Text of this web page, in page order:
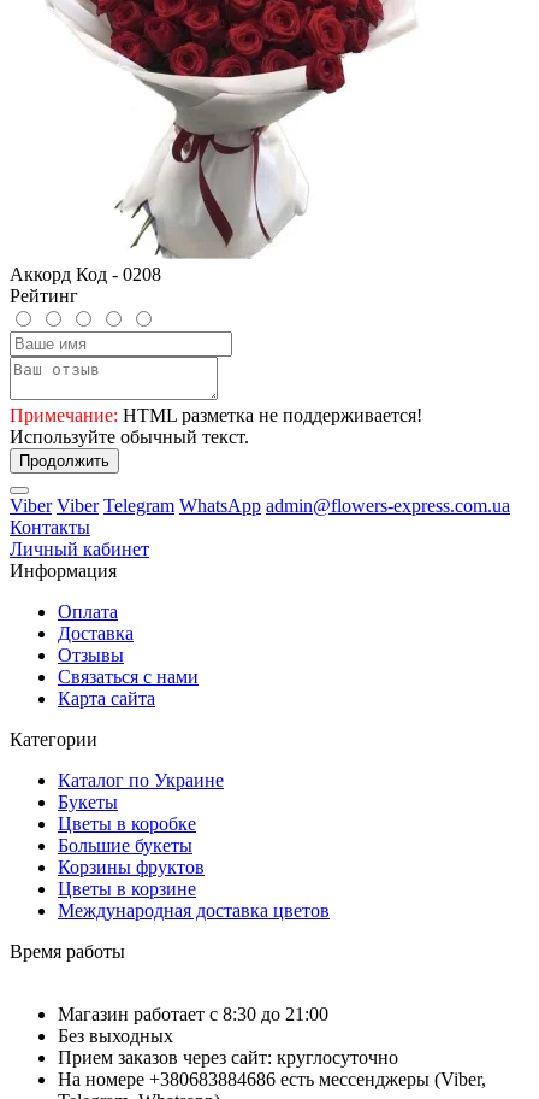
Аккорд Код - 0208
Рейтинг
Примечание: HTML разметка не поддерживается!
Используйте обычный текст.
Продолжить
Viber Viber Telegram WhatsApp admin@flowers-express.com.ua
Контакты
Личный кабинет
Информация
Оплата
Доставка
Отзывы
Связаться с нами
Карта сайта
Категории
Каталог по Украине
Букеты
Цветы в коробке
Большие букеты
Корзины фруктов
Цветы в корзине
Международная доставка цветов
Время работы
Магазин работает с 8:30 до 21:00
Без выходных
Прием заказов через сайт: круглосуточно
На номере +380683884686 есть мессенджеры (Viber,